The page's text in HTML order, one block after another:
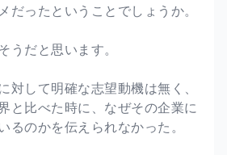
だったということでしょうか。
うだと思います。
対して明確な志望動機は無く、
と比べた時に、なぜその企業に
るのかを伝えられなかった。